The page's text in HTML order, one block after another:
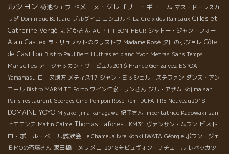
ルシヨン 菊池シェフ ドメーヌ・グレゴリー・ギヨーム マス・ド・レスカ
リダ Dominique Belluard ブルグイユ コンコルド La Croix des Rameaux Gilles et
Catherine Vergé まどかさん AU P'TIT BON-HEUR シャトー・ジャン・フォー
Alain Castex ラ・リュノットのクリストフ Madame Rosé 夕日のボジョレ Côte
de Castillon Bistro Paul Bert Huitres et blanc Yvon Metras Sans Temps
Marseilles ア・シャッカン・サ・ビュル2016 France Gonzalvez ESPOA
Yamamasu ローヌ地方 メティス17 ジャン・ミッシェル・ステファン ダンス・アン
コール Bistro MARMITE Porto ワイン作家・リンさん ジル・アザム Kojima san
Paris restaurent Georges Cinq Pompon Rosé Rémi DUFAITRE Nouveau2018
DOMAINE YOYO Miyako-jima kanagawa 紀子さん Importatrice Kadowaki san
ピエモンテ Matin Calme Thomas Laforest KM31 ヴァンサン・ムラン ビスト
ロ・ポール・ベール試飲会 Le Chameua Ivre Kohki IWATA Géorgie ポワン・ジェ
ＢＭОの斉藤さん 飯田橋 メリメロ 2018年ビュヴォン・ナチュール レベッカツ